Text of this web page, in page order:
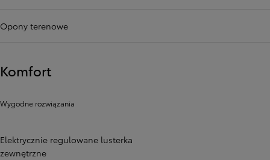
Opony terenowe
Komfort
Wygodne rozwiązania
Elektrycznie regulowane lusterka
zewnętrzne